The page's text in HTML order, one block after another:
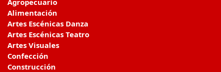
Agropecuario
Alimentación
Artes Escénicas Danza
Artes Escénicas Teatro
Artes Visuales
Confección
Construcción